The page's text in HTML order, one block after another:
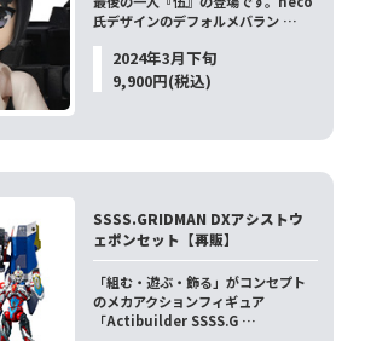
氏デザインのデフォルメバラン …
2024年3月下旬
9,900円(税込)
SSSS.GRIDMAN DXアシストウ
ェポンセット【再販】
「組む・遊ぶ・飾る」がコンセプト
のメカアクションフィギュア
「Actibuilder SSSS.G …